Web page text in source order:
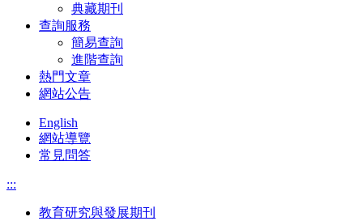
典藏期刊
查詢服務
簡易查詢
進階查詢
熱門文章
網站公告
English
網站導覽
常見問答
:::
教育研究與發展期刊